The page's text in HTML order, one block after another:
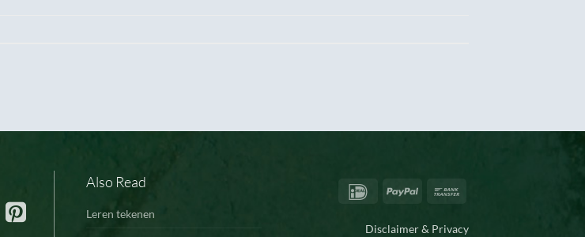
Also Read
Leren tekenen
IDeal PayPal
Disclaimer & Privacy